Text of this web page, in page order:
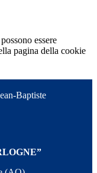
essere
pagina della cookie
Baptiste